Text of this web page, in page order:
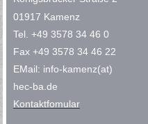
01917 Kamenz
Tel. +49 3578 34 46 0
Fax +49 3578 34 46 22
EMail: info-kamenz(at)
hec-ba.de
Kontaktfomular